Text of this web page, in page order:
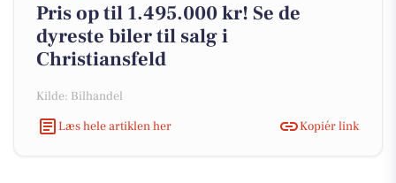
Pris op til 1.495.000 kr! Se de
dyreste biler til salg i
Christiansfeld
Kilde: Bilhandel
Læs hele artiklen her
Kopiér link